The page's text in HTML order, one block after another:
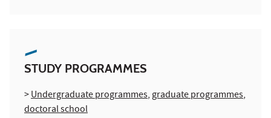
STUDY PROGRAMMES
>Undergraduate programmes,graduate programmes,
doctoral school